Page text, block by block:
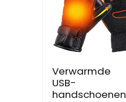
Verwarmde
USB-
handschoenen